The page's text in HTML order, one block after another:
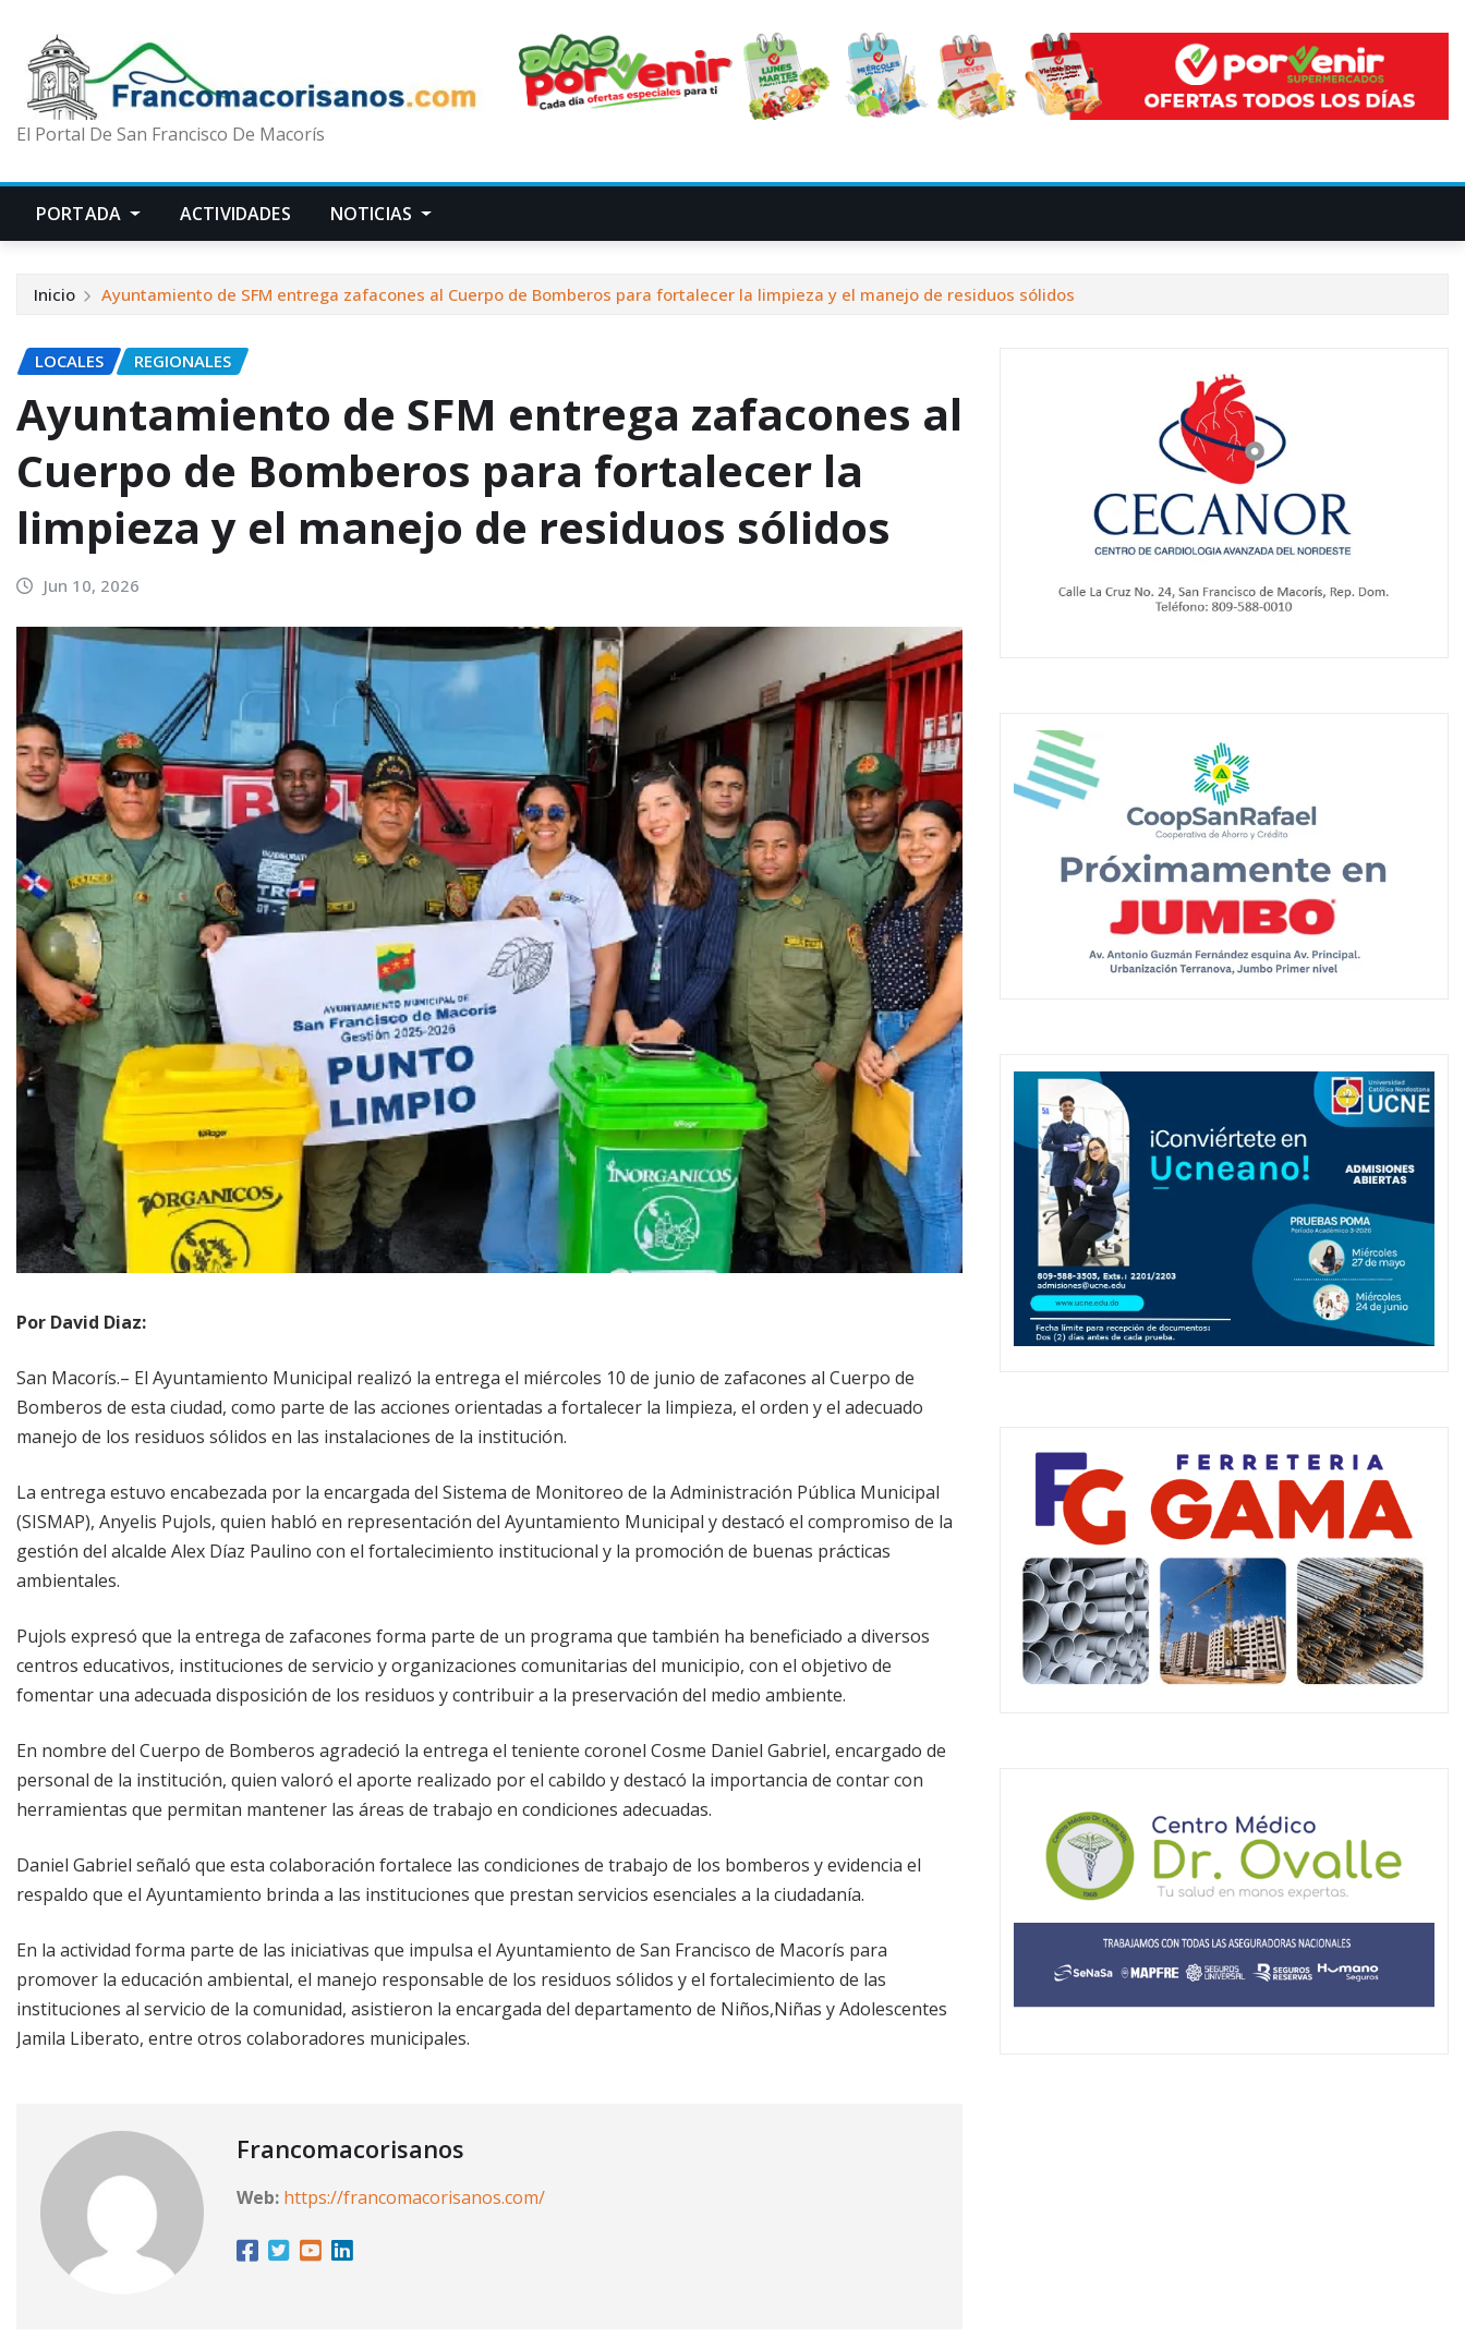
El Portal De San Francisco De Macorís
PORTADA ACTIVIDADES NOTICIAS
Inicio Ayuntamiento de SFM entrega zafacones al Cuerpo de Bomberos para fortalecer la limpieza y el manejo de residuos sólidos
LOCALES REGIONALES
Ayuntamiento de SFM entrega zafacones al
Cuerpo de Bomberos para fortalecer la
limpieza y el manejo de residuos sólidos
Jun 10, 2026
Por David Diaz:
San Macorís.– El Ayuntamiento Municipal realizó la entrega el miércoles 10 de junio de zafacones al Cuerpo de
Bomberos de esta ciudad, como parte de las acciones orientadas a fortalecer la limpieza, el orden y el adecuado
manejo de los residuos sólidos en las instalaciones de la institución.
La entrega estuvo encabezada por la encargada del Sistema de Monitoreo de la Administración Pública Municipal
(SISMAP), Anyelis Pujols, quien habló en representación del Ayuntamiento Municipal y destacó el compromiso de la
gestión del alcalde Alex Díaz Paulino con el fortalecimiento institucional y la promoción de buenas prácticas
ambientales.
Pujols expresó que la entrega de zafacones forma parte de un programa que también ha beneficiado a diversos
centros educativos, instituciones de servicio y organizaciones comunitarias del municipio, con el objetivo de
fomentar una adecuada disposición de los residuos y contribuir a la preservación del medio ambiente.
En nombre del Cuerpo de Bomberos agradeció la entrega el teniente coronel Cosme Daniel Gabriel, encargado de
personal de la institución, quien valoró el aporte realizado por el cabildo y destacó la importancia de contar con
herramientas que permitan mantener las áreas de trabajo en condiciones adecuadas.
Daniel Gabriel señaló que esta colaboración fortalece las condiciones de trabajo de los bomberos y evidencia el
respaldo que el Ayuntamiento brinda a las instituciones que prestan servicios esenciales a la ciudadanía.
En la actividad forma parte de las iniciativas que impulsa el Ayuntamiento de San Francisco de Macorís para
promover la educación ambiental, el manejo responsable de los residuos sólidos y el fortalecimiento de las
instituciones al servicio de la comunidad, asistieron la encargada del departamento de Niños,Niñas y Adolescentes
Jamila Liberato, entre otros colaboradores municipales.
Francomacorisanos
Web: https://francomacorisanos.com/